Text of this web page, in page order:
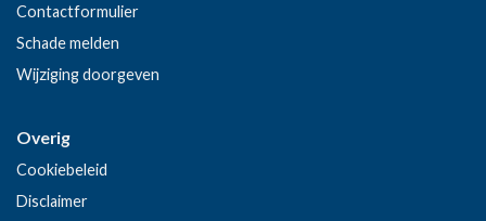
Contactformulier
Schade melden
Wijziging doorgeven
Overig
Cookiebeleid
Disclaimer